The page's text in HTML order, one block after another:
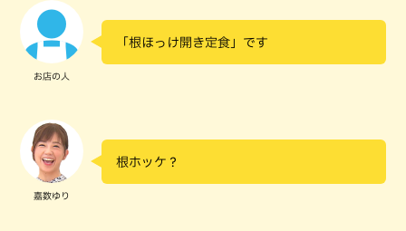
お店の人
「根ほっけ開き定食」です
嘉数ゆり
根ホッケ？